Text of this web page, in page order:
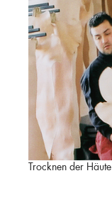
Trocknen der Häute